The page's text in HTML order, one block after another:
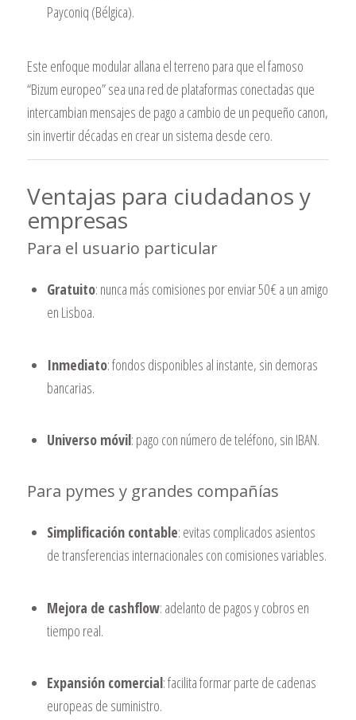
Payconiq (Bélgica).
Este enfoque modular allana el terreno para que el famoso
“Bizum europeo” sea una red de plataformas conectadas que
intercambian mensajes de pago a cambio de un pequeño canon,
sin invertir décadas en crear un sistema desde cero.
Ventajas para ciudadanos y
empresas
Para el usuario particular
Gratuito: nunca más comisiones por enviar 50 € a un amigo
en Lisboa.
Inmediato: fondos disponibles al instante, sin demoras
bancarias.
Universo móvil: pago con número de teléfono, sin IBAN.
Para pymes y grandes compañías
Simplificación contable: evitas complicados asientos
de transferencias internacionales con comisiones variables.
Mejora de cashflow: adelanto de pagos y cobros en
tiempo real.
Expansión comercial: facilita formar parte de cadenas
europeas de suministro.